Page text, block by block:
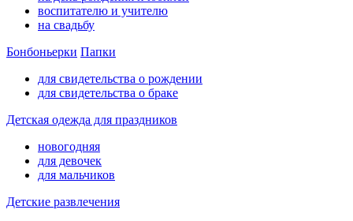
воспитателю и учителю
на свадьбу
Бонбоньерки Папки
для свидетельства о рождении
для свидетельства о браке
Детская одежда для праздников
новогодняя
для девочек
для мальчиков
Детские развлечения